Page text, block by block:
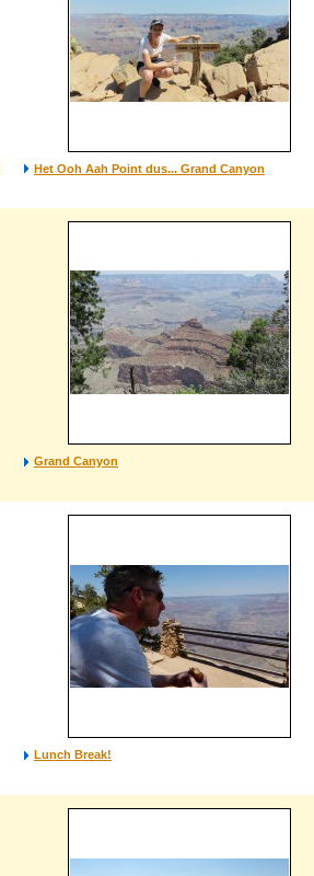
Het Ooh Aah Point dus... Grand Canyon
Grand Canyon
Lunch Break!